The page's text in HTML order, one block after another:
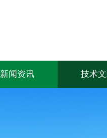
新闻资讯 技术